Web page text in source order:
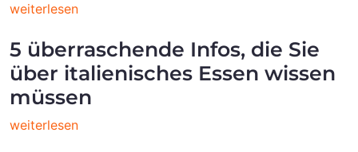
weiterlesen
5 überraschende Infos, die Sie
über italienisches Essen wissen
müssen
weiterlesen